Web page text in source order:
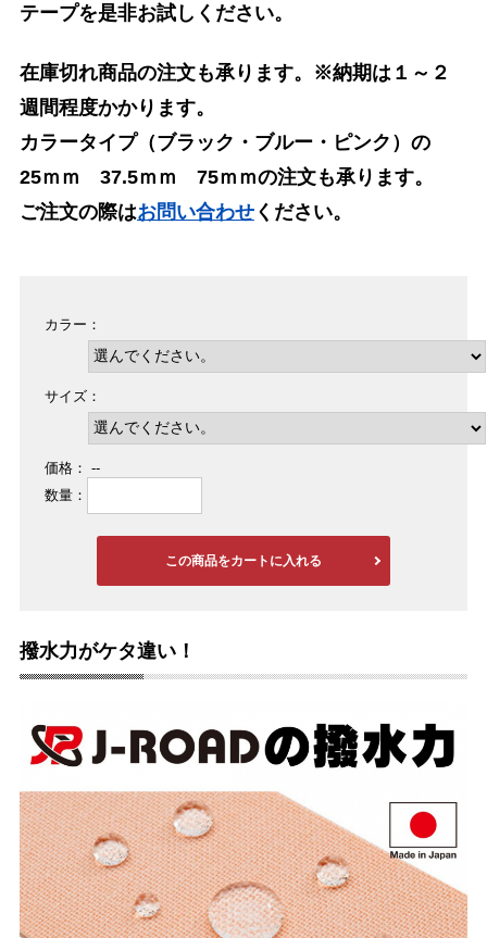
テープを是非お試しください。
在庫切れ商品の注文も承ります。 ※納期は１～２
週間程度かかります。
カラータイプ（ブラック・ブルー・ピンク）の
25ｍｍ 37.5ｍｍ 75ｍｍの注文も承ります。
ご注文の際はお問い合わせください。
カラー：
サイズ：
価格： --
数量：
この商品をカートに入れる
撥水力がケタ違い！